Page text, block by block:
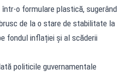
o formulare plastică, sugerând
de la o stare de stabilitate la
fondul inflației și al scăderii
politicile guvernamentale